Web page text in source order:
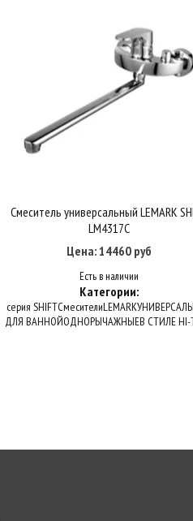
В корзину
Купить в один клик
Смеситель универсальный LEMARK
LM4317C
Цена: 14460 руб
Есть в наличии
Категории:
серия SHIFTСмесителиLEMARK
ДЛЯ ВАННОЙОДНОРЫЧАЖНЫЕВ СТИЛЕ HI-